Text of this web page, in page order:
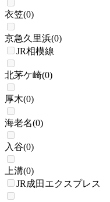
衣笠(0)
京急久里浜(0)
JR相模線
北茅ケ崎(0)
厚木(0)
海老名(0)
入谷(0)
上溝(0)
JR成田エクスプレス